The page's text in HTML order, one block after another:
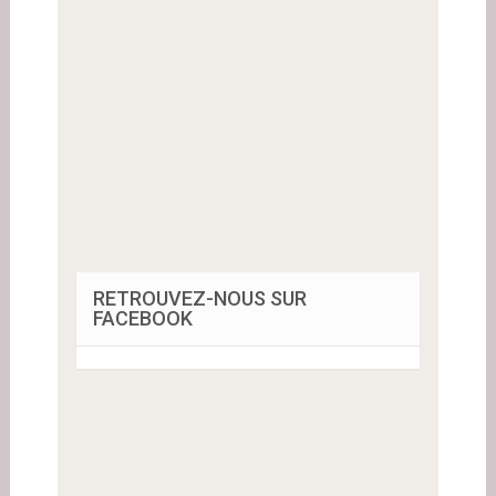
RETROUVEZ-NOUS SUR
FACEBOOK